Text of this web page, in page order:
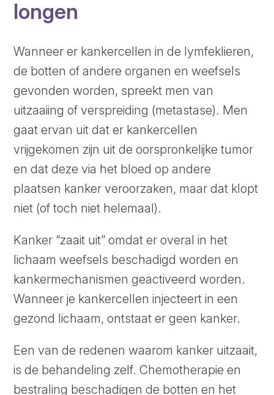
longen
Wanneer er kankercellen in de lymfeklieren,
de botten of andere organen en weefsels
gevonden worden, spreekt men van
uitzaaiing of verspreiding (metastase). Men
gaat ervan uit dat er kankercellen
vrijgekomen zijn uit de oorspronkelijke tumor
en dat deze via het bloed op andere
plaatsen kanker veroorzaken, maar dat klopt
niet (of toch niet helemaal).
Kanker “zaait uit” omdat er overal in het
lichaam weefsels beschadigd worden en
kankermechanismen geactiveerd worden.
Wanneer je kankercellen injecteert in een
gezond lichaam, ontstaat er geen kanker.
Een van de redenen waarom kanker uitzaait,
is de behandeling zelf. Chemotherapie en
bestraling beschadigen de botten en het